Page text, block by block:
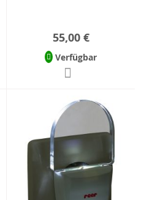
55,00 €
Verfügbar